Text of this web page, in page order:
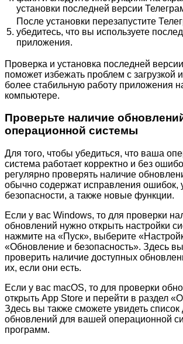
установки последней версии
5.
После установки перезапустите
убедитесь, что вы используете
приложения.
Проверка и установка последней
поможет избежать проблем с загрузкой
более стабильную работу приложения
компьютере.
Проверьте наличие
операционной системы
Для того, чтобы убедиться, что ваша
система работает корректно и без
регулярно проверять наличие
обычно содержат исправления ошибок,
безопасности, а также новые функции.
Если у вас Windows, то для проверки
обновлений нужно открыть настройки
нажмите на «Пуск», выберите
«Обновление и безопасность». Здесь
проверить наличие доступных
их, если они есть.
Если у вас macOS, то для проверки
открыть App Store и перейти в раздел
Здесь вы также сможете увидеть список
обновлений для вашей операционной
программ.